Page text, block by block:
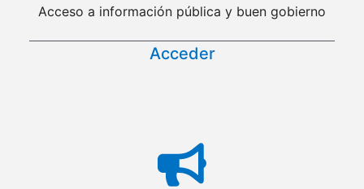
Acceso a información pública y buen gobierno
Acceder